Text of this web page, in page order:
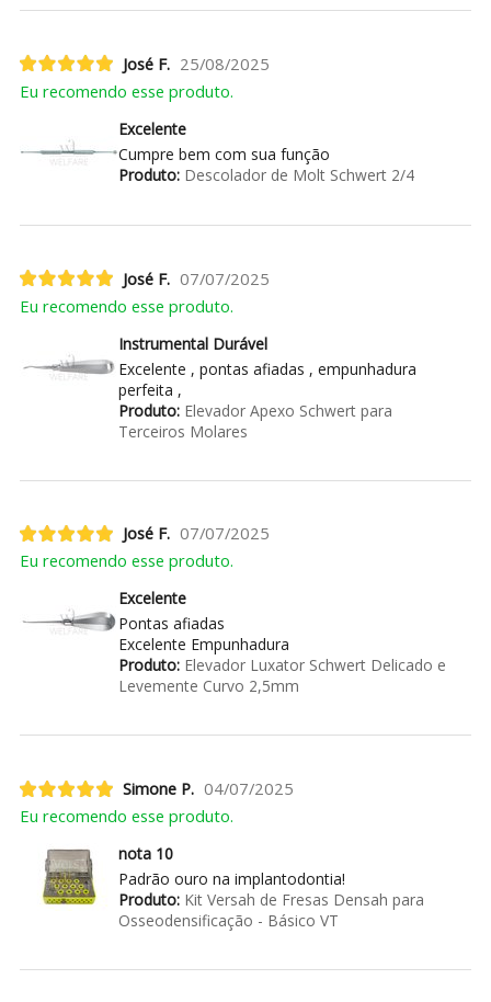
José F. 25/08/2025
Eu recomendo esse produto.
Excelente
Cumpre bem com sua função
Produto:Descolador de Molt Schwert 2/4
José F. 07/07/2025
Eu recomendo esse produto.
Instrumental Durável
Excelente , pontas afiadas , empunhadura
perfeita ,
Produto:Elevador Apexo Schwert para
Terceiros Molares
José F. 07/07/2025
Eu recomendo esse produto.
Excelente
Pontas afiadas
Excelente Empunhadura
Produto:Elevador Luxator Schwert Delicado e
Levemente Curvo 2,5mm
Simone P. 04/07/2025
Eu recomendo esse produto.
nota 10
Padrão ouro na implantodontia!
Produto:Kit Versah de Fresas Densah para
Osseodensificação - Básico VT